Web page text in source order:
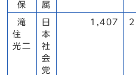
保
属
滝
住
光二
日
本
社
会
党
1,407